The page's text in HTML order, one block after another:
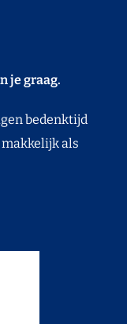
je graag.
bedenktijd
als